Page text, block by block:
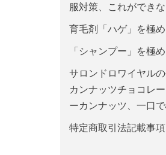
服対策、これができ
育毛剤「ハゲ」を極め
「シャンプー」を極め
サロンドロワイヤル
カンナッツチョコレ
ーカンナッツ、一口で
特定商取引法記載事項